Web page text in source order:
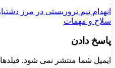
انهدام تیم تروریستی در مرز
سلاح و مهمات
پاسخ دادن
ایمیل شما منتشر نمی شود.